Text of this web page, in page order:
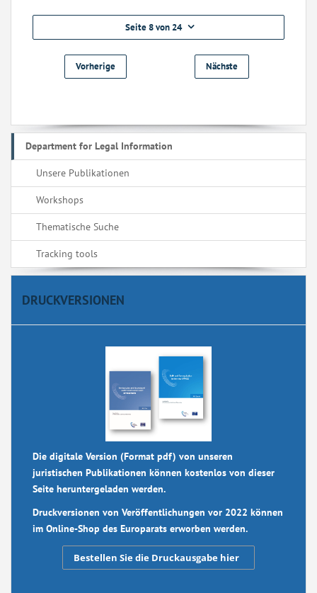
Seite 8 von 24
Vorherige Nächste
Department for Legal Information
Unsere Publikationen
Workshops
Thematische Suche
Tracking tools
DRUCKVERSIONEN
Die digitale Version (Format pdf) von unseren
juristischen Publikationen können kostenlos von dieser
Seite heruntergeladen werden.
Druckversionen von Veröffentlichungen vor 2022 können
im Online-Shop des Europarats erworben werden.
Bestellen Sie die Druckausgabe hier